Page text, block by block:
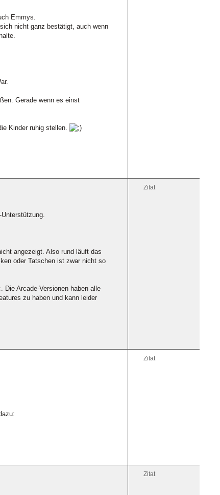
Emmys.
nicht ganz bestätigt, auch wenn
Gerade wenn es einst
Kinder ruhig stellen.
Zitat
angezeigt. Also rund läuft das
oder Tatschen ist zwar nicht so
Die Arcade-Versionen haben alle
zu haben und kann leider
Zitat
Zitat